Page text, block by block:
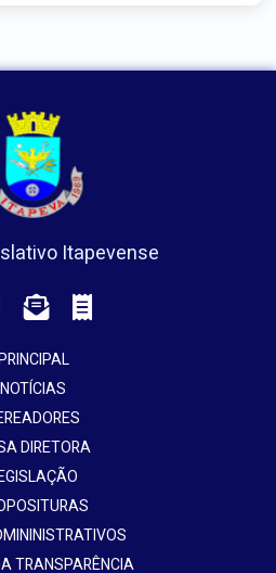
Itapevense
NOTÍCIAS
DIRETORA
TRANSPARÊNCIA